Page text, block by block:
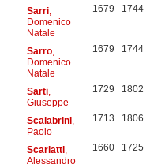
Sarri,
Domenico
Natale
1679 1744
Sarro,
Domenico
Natale
1679 1744
Sarti,
Giuseppe
1729 1802
Scalabrini,
Paolo
1713 1806
Scarlatti,
Alessandro
1660 1725